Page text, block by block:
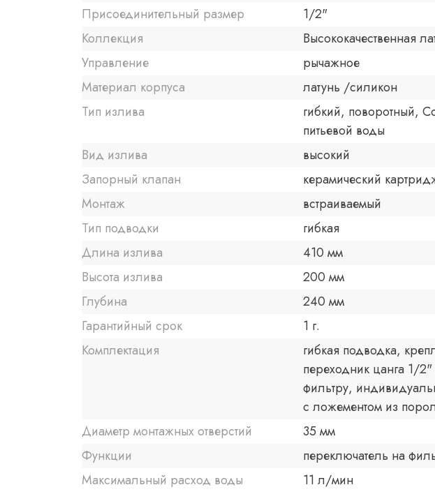
Присоединительный размер
1/2"
Коллекция
Высококачественная
Управление
рычажное
Материал корпуса
латунь /силикон
Тип излива
гибкий, поворотный,
питьевой воды
Вид излива
высокий
Запорный клапан
керамический
Монтаж
встраиваемый
Тип подводки
гибкая
Длина излива
410 мм
Высота излива
200 мм
Глубина
240 мм
Гарантийный срок
1 г.
Комплектация
гибкая подводка,
переходник цанга 1/
фильтру,
с ложементом из
Диаметр монтажных отверстий
35 мм
Функции
переключатель на
Максимальный расход воды
11 л/мин